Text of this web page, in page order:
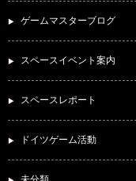
ゲームマスターブログ
スペースイベント案内
スペースレポート
ドイツゲーム活動